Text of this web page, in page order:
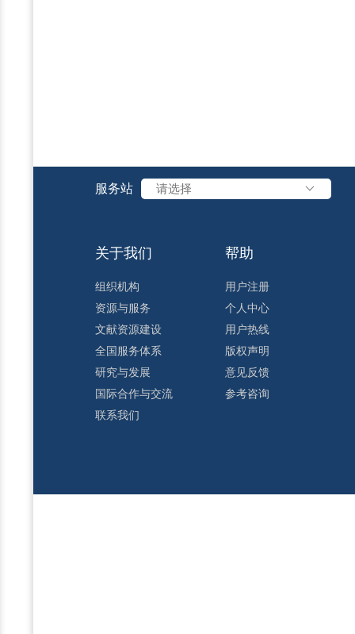
服务站 请选择
关于我们
组织机构
资源与服务
文献资源建设
全国服务体系
研究与发展
国际合作与交流
联系我们
帮助
用户注册
个人中心
用户热线
版权声明
意见反馈
参考咨询